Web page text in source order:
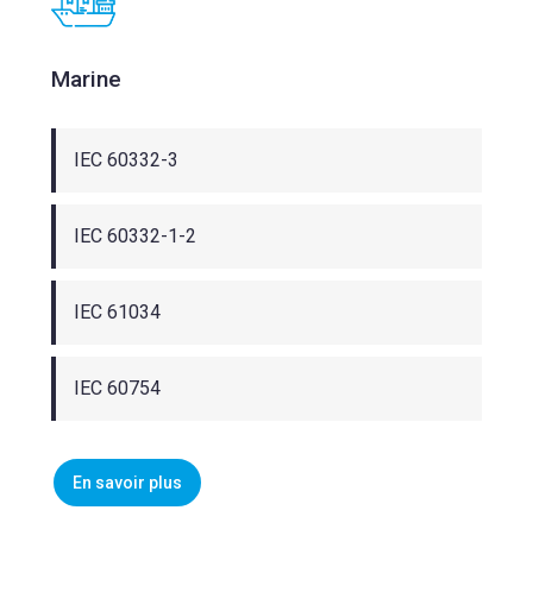
Marine
IEC 60332-3
IEC 60332-1-2
IEC 61034
IEC 60754
En savoir plus